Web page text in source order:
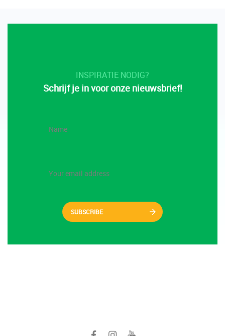
INSPIRATIE NODIG?
Schrijf je in voor onze nieuwsbrief!
SUBSCRIBE